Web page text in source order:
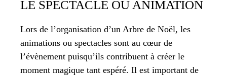
LE SPECTACLE OU ANIMATION
Lors de l’organisation d’un Arbre de Noël, les
animations ou spectacles sont au cœur de
l’évènement puisqu’ils contribuent à créer le
moment magique tant espéré. Il est important de